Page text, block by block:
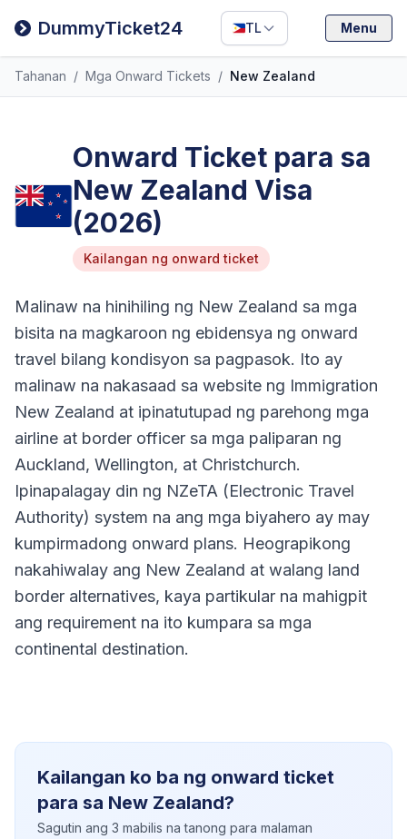
DummyTicket24 TL
Filipino
Deutsch
Español
Menu
Tahanan / Mga Onward Tickets / New Zealand
Onward Ticket para sa
New Zealand Visa
(2026)
Kailangan ng onward ticket
Malinaw na hinihiling ng New Zealand sa mga
bisita na magkaroon ng ebidensya ng onward
travel bilang kondisyon sa pagpasok. Ito ay
malinaw na nakasaad sa website ng Immigration
New Zealand at ipinatutupad ng parehong mga
airline at border officer sa mga paliparan ng
Auckland, Wellington, at Christchurch.
Ipinapalagay din ng NZeTA (Electronic Travel
Authority) system na ang mga biyahero ay may
kumpirmadong onward plans. Heograpikong
nakahiwalay ang New Zealand at walang land
border alternatives, kaya partikular na mahigpit
ang requirement na ito kumpara sa mga
continental destination.
Kailangan ko ba ng onward ticket
para sa New Zealand?
Sagutin ang 3 mabilis na tanong para malaman